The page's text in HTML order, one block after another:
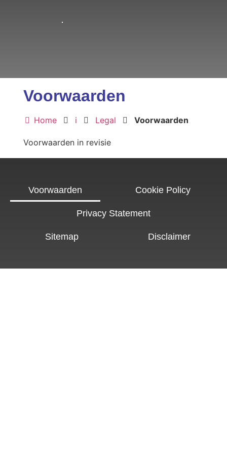
Voorwaarden
Home i Legal Voorwaarden
Voorwaarden in revisie
Voorwaarden Cookie Policy
Privacy Statement
Sitemap Disclaimer